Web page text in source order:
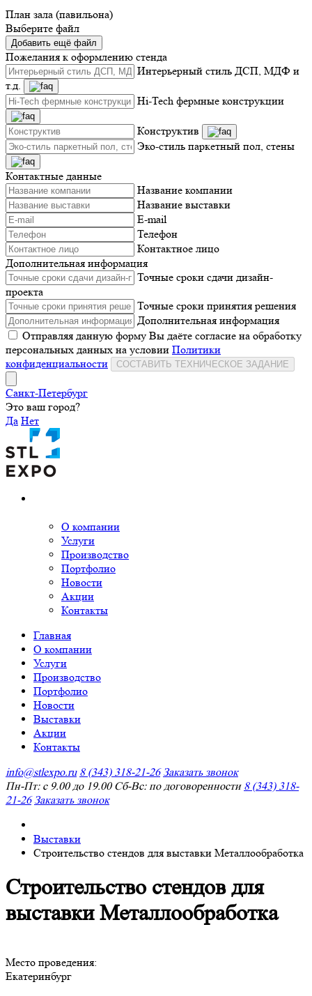
План зала (павильона)
Выберите файл
Добавить ещё файл
Пожелания к оформлению стенда
Интерьерный стиль ДСП, МДФ и
т.д.
Hi-Tech фермные конструкции
Конструктив
Эко-стиль паркетный пол, стены
Контактные данные
Название компании
Название выставки
E-mail
Телефон
Контактное лицо
Дополнительная информация
Точные сроки сдачи дизайн-
проекта
Точные сроки принятия решения
Дополнительная информация
Отправляя данную форму Вы даёте согласие на обработку
персональных данных на условии Политики
конфиденциальности
СОСТАВИТЬ ТЕХНИЧЕСКОЕ ЗАДАНИЕ
Санкт-Петербург
Это ваш город?
Да Нет
О компании
Услуги
Производство
Портфолио
Новости
Акции
Контакты
Главная
О компании
Услуги
Производство
Портфолио
Новости
Выставки
Акции
Контакты
info@stlexpo.ru 8 (343) 318-21-26 Заказать звонок
Пн-Пт: с 9.00 до 19.00 Сб-Вс: по договоренности 8 (343) 318-
21-26 Заказать звонок
Выставки
Строительство стендов для выставки Металлообработка
Строительство стендов для
выставки Металлообработка
Место проведения:
Екатеринбург